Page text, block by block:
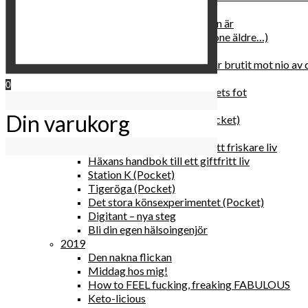
Hur du blir parisisk var du än är
Äldre och klokare (åtminstone äldre…)
Gud gav oss tio bud – jag har brutit mot nio av
Blomster & bakverk
Den lilla vingården vid bergets fot
Det lilla galleriet i solen (pocket)
Den nakna flickan (pocket)
Gröna, sköna tillbehör för ett friskare liv
Häxans handbok till ett giftfritt liv
Station K (Pocket)
Tigeröga (Pocket)
Det stora könsexperimentet (Pocket)
Digitant – nya steg
Bli din egen hälsoingenjör
2019
Den nakna flickan
Middag hos mig!
How to FEEL fucking, freaking FABULOUS
Keto-licious
0
Din varukorg